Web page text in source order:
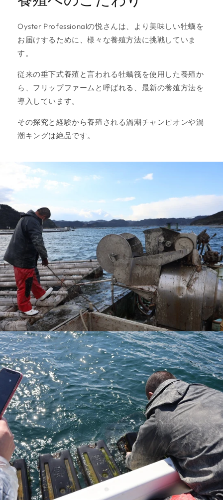
Oyster Professionalの悦さんは、より美味しい牡蠣を
お届けするために、様々な養殖方法に挑戦していま
す。
従来の垂下式養殖と言われる牡蠣筏を使用した養殖か
ら、フリップファームと呼ばれる、最新の養殖方法を
導入しています。
その探究と経験から養殖される渦潮チャンピオンや渦
潮キングは絶品です。